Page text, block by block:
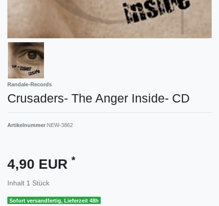
Randale-Records
Crusaders- The Anger Inside- CD
Artikelnummer NEW-3862
4,90 EUR *
Inhalt 1 Stück
Sofort versandfertig, Lieferzeit 48h